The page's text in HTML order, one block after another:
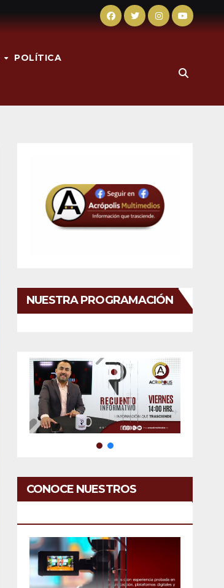
POLÍTICA
NUESTRA PROGRAMACIÓN
CONOCE NUESTROS